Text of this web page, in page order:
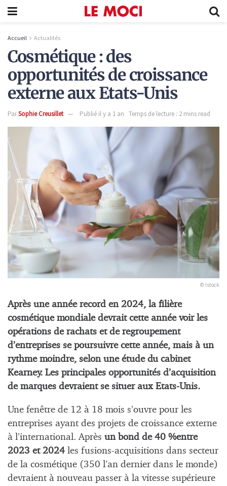
Accueil Actualités
Cosmétique : des
opportunités de croissance
externe aux Etats-Unis
ParSophie Creusillet Publié il y a 1 an Temps de lecture : 2 mins read
© Istock
Après une année record en 2024, la filière
cosmétique mondiale devrait cette année voir les
opérations de rachats et de regroupement
d’entreprises se poursuivre cette année, mais à un
rythme moindre, selon une étude du cabinet
Kearney. Les principales opportunités d’acquisition
de marques devraient se situer aux Etats-Unis.
Une fenêtre de 12 à 18 mois s’ouvre pour les
entreprises ayant des projets de croissance externe
à l’international. Après un bond de 40 %entre
2023 et 2024 les fusions-acquisitions dans secteur
de la cosmétique (350 l’an dernier dans le monde)
devraient à nouveau passer à la vitesse supérieure